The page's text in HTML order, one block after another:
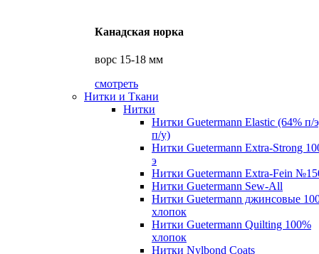
Канадская норка
ворс 15-18 мм
смотреть
Нитки и Ткани
Нитки
Нитки Guetermann Elastic (64% п/
п/у)
Нитки Guetermann Extra-Strong
э
Нитки Guetermann Extra-Fein
Нитки Guetermann Sew-All
Нитки Guetermann джинсовые
хлопок
Нитки Guetermann Quilting 100%
хлопок
Нитки Nylbond Coats